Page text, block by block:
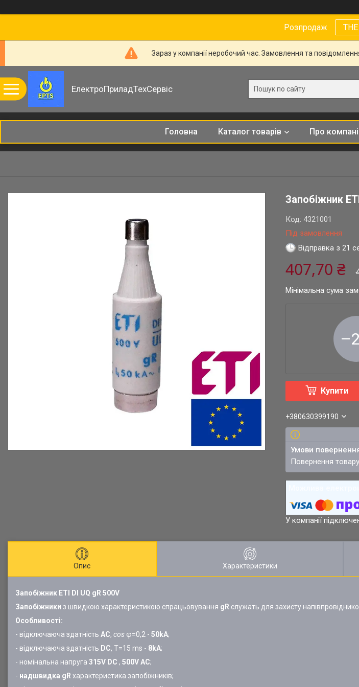
Розпродаж
Зараз у компанії неробочий час. Замовлення та
ЕлектроПриладТехСервіс
Головна Каталог товарів Про
Запобіжник
Під замовлення
Код:4321001
Відправка з 21
407,70 ₴
Мінімальна сума
Купити
+380630399190
повернення
У компанії
Опис Характеристики
Запобіжник ETI DI UQ gR 500V
Запобіжники з швидкою характеристикою спрацьовування gR служать для захисту
Особливості:
- відключаюча здатність AC, cos φ=0,2 - 50kA;
- відключаюча здатність DC, T=15 ms - 8kA;
- номінальна напруга 315V DC , 500V AC;
- надшвидка gR характеристика запобіжників;